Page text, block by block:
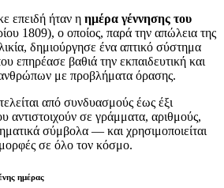
επειδή ήταν η ημέρα γέννησης του
1809), ο οποίος, παρά την απώλεια της
δημιούργησε ένα απτικό σύστημα
επηρέασε βαθιά την εκπαιδευτική και
με προβλήματα όρασης.
από συνδυασμούς έως έξι
αντιστοιχούν σε γράμματα, αριθμούς,
σύμβολα — και χρησιμοποιείται
σε όλο τον κόσμο.
ημέρας